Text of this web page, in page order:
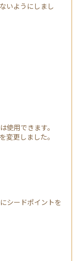
いようにしまし
用できます。
更しました。
シードポイントを